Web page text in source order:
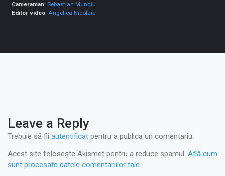
Cameraman:Sebastian Mungiu
Editor video:Angelica Nicolaie
Leave a Reply
Trebuie să fii autentificat pentru a publica un comentariu.
Acest site folosește Akismet pentru a reduce spamul. Află cum
sunt procesate datele comentariilor tale.